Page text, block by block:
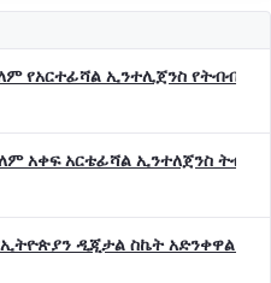
የአርተፊሻል ኢንተሊጀንስ የትብብር
አቀፍ አርቴፊሻል ኢንተለጀንስ
ዲጂታል ስኬት አድንቀዋል